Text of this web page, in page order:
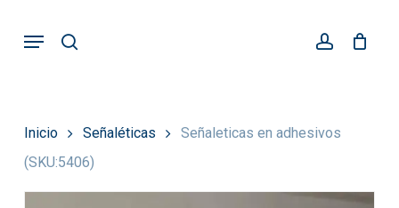
account
Menu
Inicio Señaléticas
Señaleticas en adhesivos
(SKU:5406)